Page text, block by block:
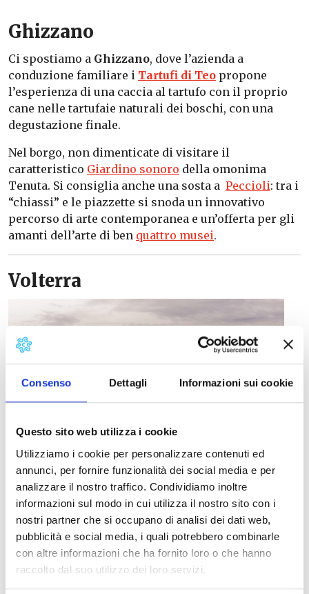
Consenso Dettagli Informazioni sui cookie
Questo sito web utilizza i cookie
Utilizziamo i cookie per personalizzare contenuti ed
annunci, per fornire funzionalità dei social media e per
analizzare il nostro traffico. Condividiamo inoltre
informazioni sul modo in cui utilizza il nostro sito con i
nostri partner che si occupano di analisi dei dati web,
pubblicità e social media, i quali potrebbero combinarle
con altre informazioni che ha fornito loro o che hanno
raccolto dal suo utilizzo dei loro servizi.
Ghizzano
Ci spostiamo a Ghizzano, dove l’azienda a
conduzione familiare i Tartufi di Teo propone
l’esperienza di una caccia al tartufo con il proprio
cane nelle tartufaie naturali dei boschi, con una
degustazione finale.
Nel borgo, non dimenticate di visitare il
caratteristico Giardino sonoro della omonima
Tenuta. Si consiglia anche una sosta a Peccioli: tra i
“chiassi” e le piazzette si snoda un innovativo
percorso di arte contemporanea e un’offerta per gli
amanti dell’arte di ben quattro musei.
Volterra